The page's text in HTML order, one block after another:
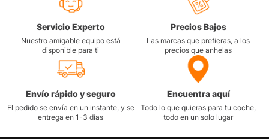
Servicio Experto
Nuestro amigable equipo está
disponible para ti
Precios Bajos
Las marcas que prefieras, a los
precios que anhelas
Envío rápido y seguro
El pedido se envía en un instante, y se
entrega en 1-3 días
Encuentra aquí
Todo lo que quieras para tu coche,
todo en un solo lugar